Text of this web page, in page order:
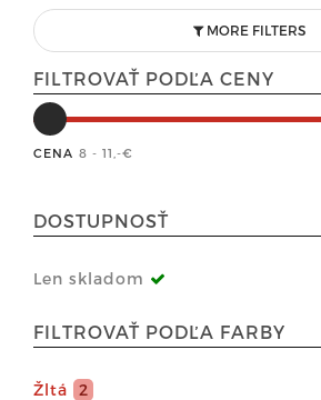
MORE FILTERS
FILTROVAŤ PODĽA CENY
CENA 8 - 11 ,-€
DOSTUPNOSŤ
Len skladom
FILTROVAŤ PODĽA FARBY
Žltá 2